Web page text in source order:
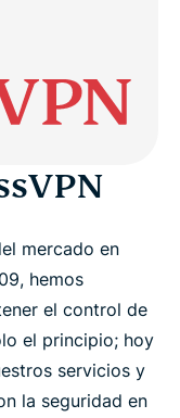
mercado en
hemos
el control de
el principio; hoy
servicios y
la seguridad en